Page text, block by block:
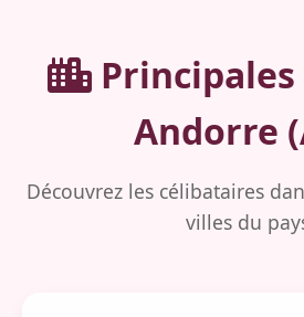
Andorre
Découvrez les célibataires
villes du